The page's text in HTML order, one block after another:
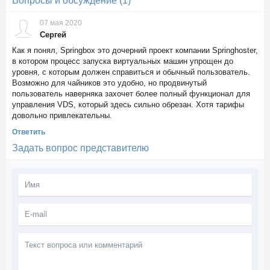
07 мая 2020
Сергей
Как я понял, Springbox это дочерний проект компании Springhoster,
в котором процесс запуска виртуальных машин упрощен до
уровня, с которым должен справиться и обычный пользователь.
Возможно для чайников это удобно, но продвинутый
пользователь наверняка захочет более полный функционал для
управления VDS, который здесь сильно обрезан. Хотя тарифы
довольно привлекательны.
Ответить
Задать вопрос представителю
вопроса